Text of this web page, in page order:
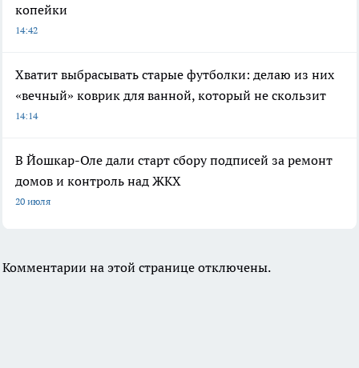
копейки
14:42
Хватит выбрасывать старые футболки: делаю из них
«вечный» коврик для ванной, который не скользит
14:14
В Йошкар-Оле дали старт сбору подписей за ремонт
домов и контроль над ЖКХ
20 июля
Комментарии на этой странице отключены.